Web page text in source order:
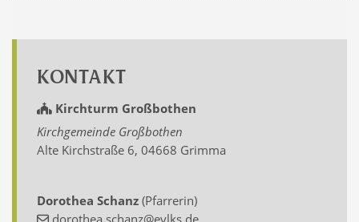
KONTAKT
Kirchturm Großbothen
Kirchgemeinde Großbothen
Alte Kirchstraße 6, 04668 Grimma
Dorothea Schanz (Pfarrerin)